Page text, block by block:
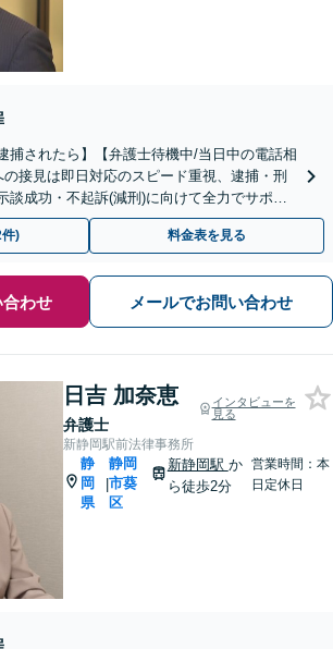
捕されたら】【弁護士待機中/当日中の電話相
接見は即日対応のスピード重視、逮捕・刑
談成功・不起訴(減刑)に向けて全力でサポー
相談専門】
) 料金表を見る
わせ メールでお問い合わせ
日吉 加奈恵
弁護士
インタビューを
見る
新静岡駅前法律事務所
静
岡
県
|
静岡
市葵
区
新静岡駅 か
ら徒歩2分
営業時間：本
日定休日